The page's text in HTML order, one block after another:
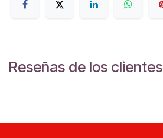
Reseñas de los clientes